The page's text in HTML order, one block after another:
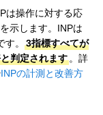
は操作に対する応
示します。INPは
。
3指標すべてが
判定されます。詳
INPの計測と改善方